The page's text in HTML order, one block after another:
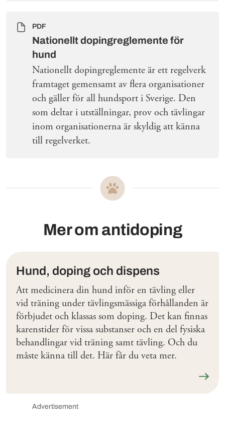
PDF
Nationellt dopingreglemente för
hund
Nationellt dopingreglemente är ett regelverk
framtaget gemensamt av flera organisationer
och gäller för all hundsport i Sverige. Den
som deltar i utställningar, prov och tävlingar
inom organisationerna är skyldig att känna
till regelverket.
Mer om antidoping
Hund, doping och dispens
Att medicinera din hund inför en tävling eller
vid träning under tävlingsmässiga förhållanden är
förbjudet och klassas som doping. Det kan finnas
karenstider för vissa substanser och en del fysiska
behandlingar vid träning samt tävling. Och du
måste känna till det. Här får du veta mer.
Läs
Advertisement